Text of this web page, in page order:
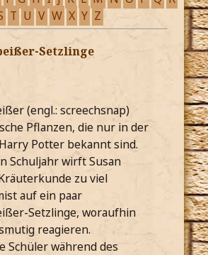
T U V W X Y Z
Setzlinge
(engl.: screechsnap)
Pflanzen, die nur in der
Potter bekannt sind.
Schuljahr wirft Susan
zu viel
auf ein paar
Setzlinge, woraufhin
reagieren.
Schüler während des